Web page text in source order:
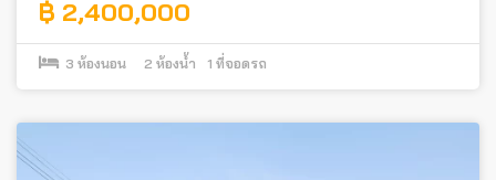
฿ 2,400,000
3 ห้องนอน 2 ห้องน้ำ 1 ที่จอดรถ